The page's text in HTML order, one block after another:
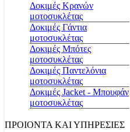
Δοκιμές Κρανών
μοτοσυκλέτας
Δοκιμές Γάντια
μοτοσυκλέτας
Δοκιμές Μπότες
μοτοσυκλέτας
Δοκιμές Παντελόνια
μοτοσυκλέτας
Δοκιμές Jacket - Μπουφάν
μοτοσυκλέτας
ΠΡΟΙΟΝΤΑ ΚΑΙ ΥΠΗΡΕΣΙΕΣ